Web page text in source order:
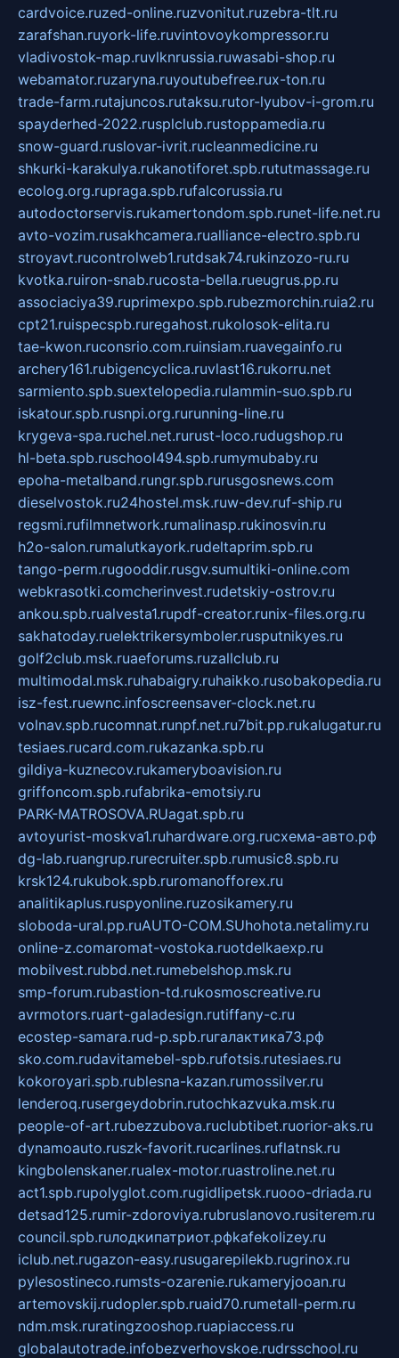
cardvoice.ruzed-online.ruzvonitut.ruzebra-tlt.ru
zarafshan.ruyork-life.ruvintovoykompressor.ru
vladivostok-map.ruvlknrussia.ruwasabi-shop.ru
webamator.ruzaryna.ruyoutubefree.rux-ton.ru
trade-farm.rutajuncos.rutaksu.rutor-lyubov-i-grom.ru
spayderhed-2022.rusplclub.rustoppamedia.ru
snow-guard.ruslovar-ivrit.rucleanmedicine.ru
shkurki-karakulya.rukanotiforet.spb.rututmassage.ru
ecolog.org.rupraga.spb.rufalcorussia.ru
autodoctorservis.rukamertondom.spb.runet-life.net.ru
avto-vozim.rusakhcamera.rualliance-electro.spb.ru
stroyavt.rucontrolweb1.rutdsak74.rukinzozo-ru.ru
kvotka.ruiron-snab.rucosta-bella.rueugrus.pp.ru
associaciya39.ruprimexpo.spb.rubezmorchin.ruia2.ru
cpt21.ruispecspb.ruregahost.rukolosok-elita.ru
tae-kwon.ruconsrio.com.ruinsiam.ruavegainfo.ru
archery161.rubigencyclica.ruvlast16.rukorru.net
sarmiento.spb.suextelopedia.rulammin-suo.spb.ru
iskatour.spb.rusnpi.org.rurunning-line.ru
krygeva-spa.ruchel.net.rurust-loco.rudugshop.ru
hl-beta.spb.ruschool494.spb.rumymubaby.ru
epoha-metalband.rungr.spb.rurusgosnews.com
dieselvostok.ru24hostel.msk.ruw-dev.ruf-ship.ru
regsmi.rufilmnetwork.rumalinasp.rukinosvin.ru
h2o-salon.rumalutkayork.rudeltaprim.spb.ru
tango-perm.rugooddir.rusgv.sumultiki-online.com
webkrasotki.comcherinvest.rudetskiy-ostrov.ru
ankou.spb.rualvesta1.rupdf-creator.runix-files.org.ru
sakhatoday.ruelektrikersymboler.rusputnikyes.ru
golf2club.msk.ruaeforums.ruzallclub.ru
multimodal.msk.ruhabaigry.ruhaikko.rusobakopedia.ru
isz-fest.ruewnc.infoscreensaver-clock.net.ru
volnav.spb.rucomnat.runpf.net.ru7bit.pp.rukalugatur.ru
tesiaes.rucard.com.rukazanka.spb.ru
gildiya-kuznecov.rukameryboavision.ru
griffoncom.spb.rufabrika-emotsiy.ru
PARK-MATROSOVA.RUagat.spb.ru
avtoyurist-moskva1.ruhardware.org.ruсхема-авто.рф
dg-lab.ruangrup.rurecruiter.spb.rumusic8.spb.ru
krsk124.rukubok.spb.ruromanofforex.ru
analitikaplus.ruspyonline.ruzosikamery.ru
sloboda-ural.pp.ruAUTO-COM.SUhohota.netalimy.ru
online-z.comaromat-vostoka.ruotdelkaexp.ru
mobilvest.rubbd.net.rumebelshop.msk.ru
smp-forum.rubastion-td.rukosmoscreative.ru
avrmotors.ruart-galadesign.rutiffany-c.ru
ecostep-samara.rud-p.spb.ruгалактика73.рф
sko.com.rudavitamebel-spb.rufotsis.rutesiaes.ru
kokoroyari.spb.rublesna-kazan.rumossilver.ru
lenderoq.rusergeydobrin.rutochkazvuka.msk.ru
people-of-art.rubezzubova.ruclubtibet.ruorior-aks.ru
dynamoauto.ruszk-favorit.rucarlines.ruflatnsk.ru
kingbolenskaner.rualex-motor.ruastroline.net.ru
act1.spb.rupolyglot.com.rugidlipetsk.ruooo-driada.ru
detsad125.rumir-zdoroviya.rubruslanovo.rusiterem.ru
council.spb.ruлодкипатриот.рфkafekolizey.ru
iclub.net.rugazon-easy.rusugarepilekb.rugrinox.ru
pylesostineco.rumsts-ozarenie.rukameryjooan.ru
artemovskij.rudopler.spb.ruaid70.rumetall-perm.ru
ndm.msk.ruratingzooshop.ruapiaccess.ru
globalautotrade.infobezverhovskoe.rudrsschool.ru